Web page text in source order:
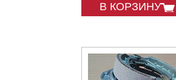
В КОРЗИНУ